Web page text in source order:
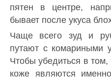
пятен в центре,
бывает после укуса
Чаще всего зуд и
путают с комариными
Чтобы убедиться в
коже являются